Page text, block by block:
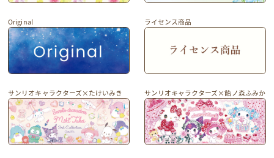
Original ライセンス商品
サンリオキャラクターズ×たけいみき サンリオキャラクターズ×飴ノ森ふみか